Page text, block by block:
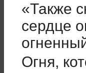
«Также
сердце
Огня,